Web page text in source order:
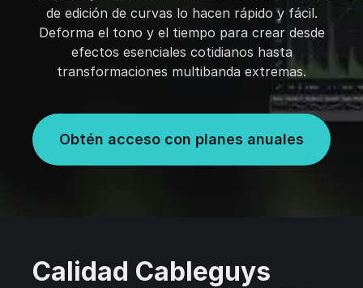
de edición de curvas lo hacen rápido y fácil.
Deforma el tono y el tiempo para crear desde
efectos esenciales cotidianos hasta
transformaciones multibanda extremas.
Obtén acceso con planes anuales
Calidad Cableguys